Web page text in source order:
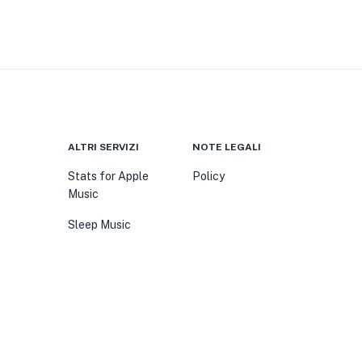
ALTRI SERVIZI
Stats for Apple
Music
Sleep Music
NOTE LEGALI
Policy